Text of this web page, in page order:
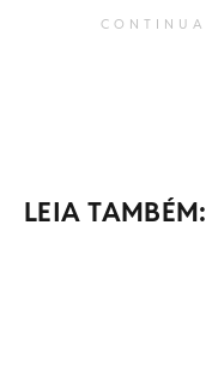
CONTINUA
LEIA TAMBÉM: